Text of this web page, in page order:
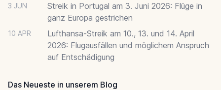
3 JUN
Streik in Portugal am 3. Juni 2026: Flüge in
ganz Europa gestrichen
10 APR
Lufthansa-Streik am 10., 13. und 14. April
2026: Flugausfällen und möglichem Anspruch
auf Entschädigung
Das Neueste in unserem Blog